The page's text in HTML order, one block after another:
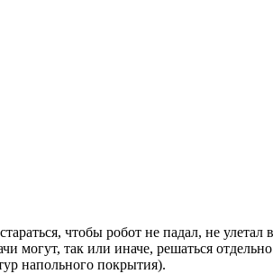
чтобы робот не падал, не
могут, так или иначе, решаться
напольного покрытия).